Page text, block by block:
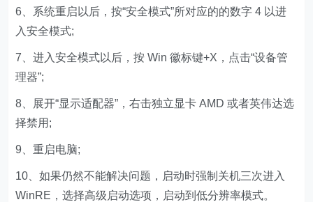
6、系统重启以后，按“安全模式”所对应的的数字 4 以进
入安全模式;
7、进入安全模式以后，按 Win 徽标键+X，点击“设备管
理器”;
8、展开“显示适配器”，右击独立显卡 AMD 或者英伟达选
择禁用;
9、重启电脑;
10、如果仍然不能解决问题，启动时强制关机三次进入
WinRE，选择高级启动选项，启动到低分辨率模式。